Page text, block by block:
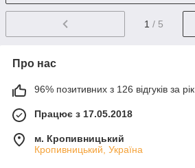
1 / 5
Про нас
96% позитивних з 126 відгуків за рік
Працює з 17.05.2018
м. Кропивницький
Кропивницький, Україна